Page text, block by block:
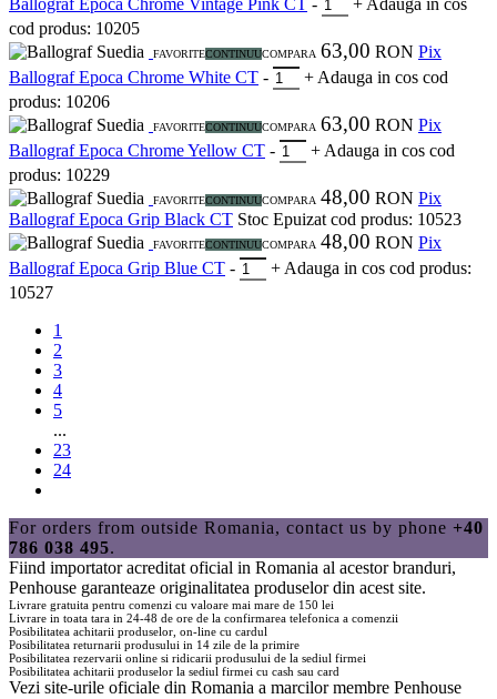
Ballograf Epoca Chrome Vintage Pink CT - + Adauga in cos
cod produs: 10205
Suedia
FAVORITECONTINUUCOMPARA 63,00 RON Pix
Ballograf Epoca Chrome White CT - + Adauga in cos cod
produs: 10206
Suedia
FAVORITECONTINUUCOMPARA 63,00 RON Pix
Ballograf Epoca Chrome Yellow CT - + Adauga in cos cod
produs: 10229
Suedia
FAVORITECONTINUUCOMPARA 48,00 RON Pix
Ballograf Epoca Grip Black CT Stoc Epuizat cod produs: 10523
Suedia
FAVORITECONTINUUCOMPARA 48,00 RON Pix
Ballograf Epoca Grip Blue CT - + Adauga in cos cod produs:
10527
1
2
3
4
5
...
23
24
For orders from outside Romania, contact us by phone +40
786 038 495.
Fiind importator acreditat oficial in Romania al acestor branduri,
Penhouse garanteaze originalitatea produselor din acest site.
Livrare gratuita pentru comenzi cu valoare mai mare de 150 lei
Livrare in toata tara in 24-48 de ore de la confirmarea telefonica a comenzii
Posibilitatea achitarii produselor, on-line cu cardul
Posibilitatea returnarii produsului in 14 zile de la primire
Posibilitatea rezervarii online si ridicarii produsului de la sediul firmei
Posibilitatea achitarii produselor la sediul firmei cu cash sau card
Vezi site-urile oficiale din Romania a marcilor membre Penhouse